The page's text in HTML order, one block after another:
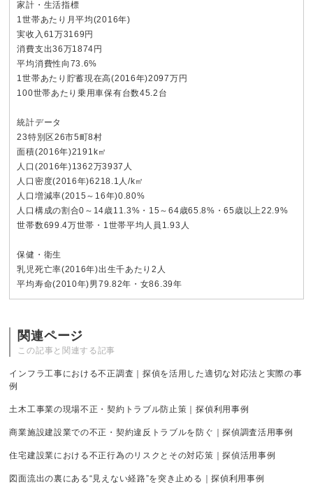
家計・生活指標
1世帯あたり月平均(2016年)
実收入61万3169円
消費支出36万1874円
平均消費性向73.6%
1世帯あたり貯蓄現在高(2016年)2097万円
100世帯あたり乗用車保有台数45.2台
統計データ
23特別区26市5町8村
面積(2016年)2191k㎡
人口(2016年)1362万3937人
人口密度(2016年)6218.1人/k㎡
人口増減率(2015～16年)0.80%
人口構成の割合0～14歳11.3%・15～64歳65.8%・65歳以上22.9%
世帯数699.4万世帯・1世帯平均人員1.93人
保健・衛生
乳児死亡率(2016年)出生千あたり2人
平均寿命(2010年)男79.82年・女86.39年
関連ページ
この記事と関連する記事
インフラ工事における不正調査｜探偵を活用した適切な対応法と実際の事
例
土木工事業の現場不正・契約トラブル防止策｜探偵利用事例
商業施設建設業での不正・契約違反トラブルを防ぐ｜探偵調査活用事例
住宅建設業における不正行為のリスクとその対応策｜探偵活用事例
図面流出の裏にある“見えない経路”を突き止める｜探偵利用事例